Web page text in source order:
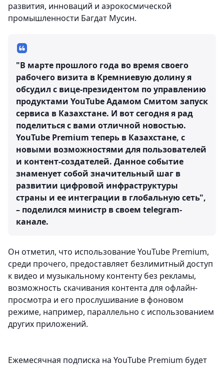
развития, инноваций и аэрокосмической
промышленности Багдат Мусин.
"В марте прошлого года во время своего
рабочего визита в Кремниевую долину я
обсудил с вице-президентом по управлению
продуктами YouTube Адамом Смитом запуск
сервиса в Казахстане. И вот сегодня я рад
поделиться с вами отличной новостью.
YouTube Premium теперь в Казахстане, с
новыми возможностями для пользователей
и контент-создателей. Данное событие
знаменует собой значительный шаг в
развитии цифровой инфраструктуры
страны и ее интеграции в глобальную сеть",
– поделился министр в своем telegram-
канале.
Он отметил, что использование YouTube Premium,
среди прочего, предоставляет безлимитный доступ
к видео и музыкальному контенту без рекламы,
возможность скачивания контента для офлайн-
просмотра и его прослушивание в фоновом
режиме, например, параллельно с использованием
других приложений.
Ежемесячная подписка на YouTube Premium будет